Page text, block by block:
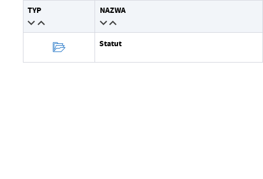
Data opublikowania
Opublikował
TYP NAZWA
Statut